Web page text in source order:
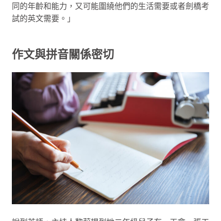
同的年齡和能力，又可能圍繞他們的生活需要或者劍橋考
試的英文需要。」
作文與拼音關係密切